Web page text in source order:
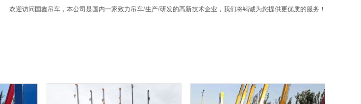
欢迎访问国鑫吊车，本公司是国内一家致力吊车/生产/研发的高新技术企业，我们将竭诚为您提供更优质的服务！